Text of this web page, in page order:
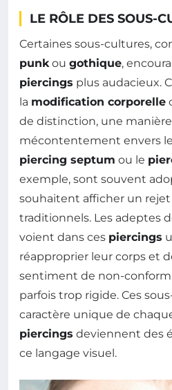
LE RÔLE DES SOUS-
Certaines sous-cultures,
punkou gothique,
piercings plus audacieux.
la modification corporelle
de distinction, une
mécontentement envers
piercing septum ou le
exemple, sont souvent
souhaitent afficher un rejet
traditionnels. Les adeptes
voient dans ces piercings
réapproprier leur corps et
sentiment de non-
parfois trop rigide. Ces
caractère unique de
piercings deviennent des
ce langage visuel.